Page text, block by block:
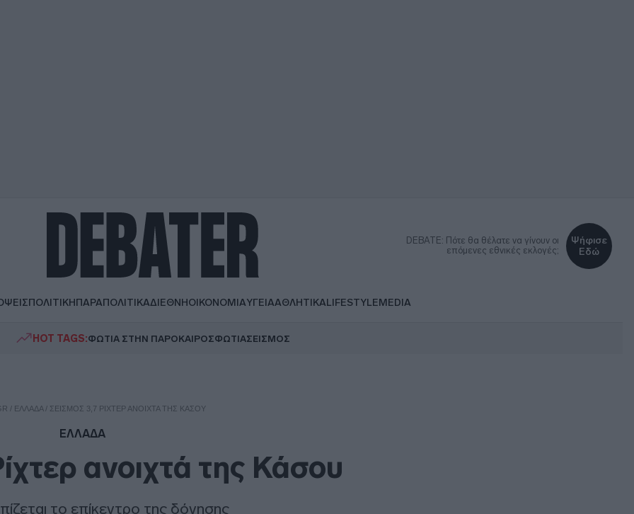
DEBATE: Πότε θα θέλατε να γίνουν οι
επόμενες εθνικές εκλογές;
Ψήφισε
Εδώ
ΠΟΛΙΤΙΚΗΠΑΡΑΠΟΛΙΤΙΚΑΔΙΕΘΝΗΟΙΚΟΝΟΜΙΑΥΓΕΙΑΑΘΛΗΤΙΚΑLIFESTYLEMEDIA
HOT TAGS:ΦΩΤΙΑ ΣΤΗΝ ΠΑΡΟΚΑΙΡΟΣΦΩΤΙΑΣΕΙΣΜΟΣ
/ ΕΛΛΑΔΑ/ ΣΕΙΣΜΌΣ 3,7 ΡΊΧΤΕΡ ΑΝΟΙΧΤΆ ΤΗΣ ΚΆΣΟΥ
ΕΛΛΑΔΑ
ανοιχτά της Κάσου
το επίκεντρο της δόνησης